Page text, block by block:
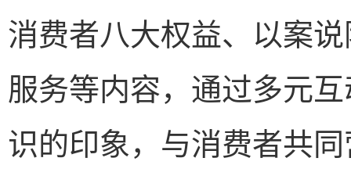
消费者八大权益、以案
服务等内容，通过多元
识的印象，与消费者共